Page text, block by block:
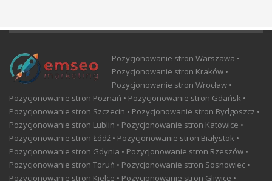
Pozycjonowanie stron Warszawa •
Pozycjonowanie stron Kraków •
Pozycjonowanie stron Wrocław •
Pozycjonowanie stron Poznań • Pozycjonowanie stron Gdańsk •
Pozycjonowanie stron Szczecin • Pozycjonowanie stron Bydgoszcz •
Pozycjonowanie stron Lublin • Pozycjonowanie stron Katowice •
Pozycjonowanie stron Łódź • Pozycjonowanie stron Białystok •
Pozycjonowanie stron Gdynia • Pozycjonowanie stron Rzeszów •
Pozycjonowanie stron Toruń • Pozycjonowanie stron Sosnowiec •
Pozycjonowanie stron Kielce • Pozycjonowanie stron Gliwice •